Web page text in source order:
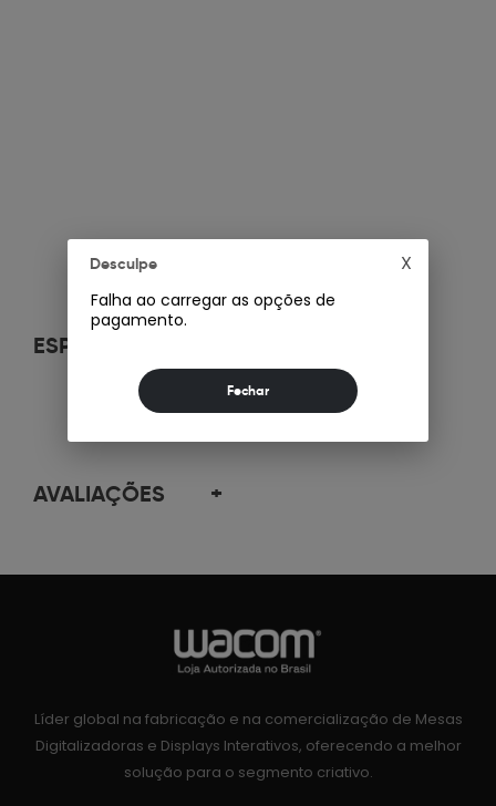
ESPECIFICAÇÕES
AVALIAÇÕES +
Líder global na fabricação e na comercialização de Mesas
Digitalizadoras e Displays Interativos, oferecendo a melhor
solução para o segmento criativo.
Desculpe
Falha ao carregar as opções de
pagamento.
X